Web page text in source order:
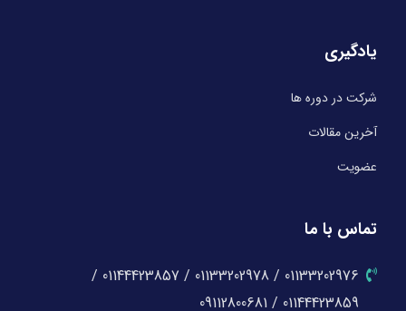
یادگیری
شرکت در دوره ها
آخرین مقالات
عضویت
تماس با ما
01133202976 / 01133202978 / 01144423857 /
01144423859 / 09112800681